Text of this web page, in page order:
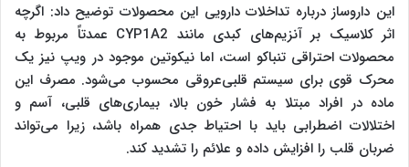
این داروساز درباره تداخلات دارویی این محصولات توضیح داد: اگرچه
اثر کلاسیک بر آنزیم‌های کبدی مانند CYP1A2 عمدتاً مربوط به
محصولات احتراقی تنباکو است، اما نیکوتین موجود در ویپ نیز یک
محرک قوی برای سیستم قلبی‌عروقی محسوب می‌شود. مصرف این
ماده در افراد مبتلا به فشار خون بالا، بیماری‌های قلبی، آسم و
اختلالات اضطرابی باید با احتیاط جدی همراه باشد، زیرا می‌تواند
ضربان قلب را افزایش داده و علائم را تشدید کند.